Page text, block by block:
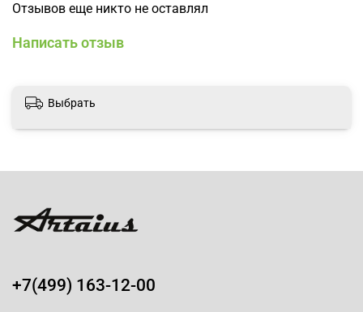
Отзывов еще никто не оставлял
Написать отзыв
Выбрать
+7(499) 163-12-00